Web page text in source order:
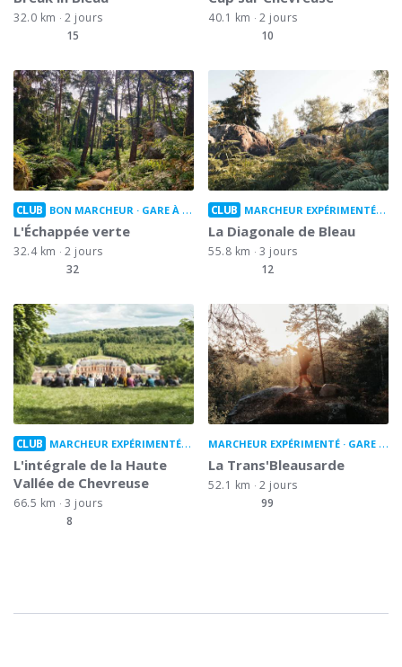
32.0 km
2 jours
15
40.1 km
2 jours
10
CLUB BON MARCHEUR GARE À GARE
L'Échappée verte
32.4 km
2 jours
32
CLUB MARCHEUR EXPÉRIMENTÉ
La Diagonale de Bleau
55.8 km
3 jours
12
CLUB MARCHEUR EXPÉRIMENTÉ GARE À GARE
L'intégrale de la Haute
Vallée de Chevreuse
66.5 km
3 jours
8
MARCHEUR EXPÉRIMENTÉ GARE À GARE
La Trans'Bleausarde
52.1 km
2 jours
99